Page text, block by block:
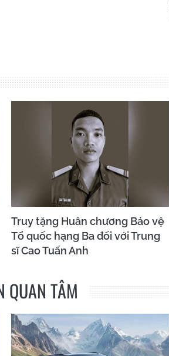
Truy tặng Huân chương Bảo vệ
Tổ quốc hạng Ba đối với Trung
sĩ Cao Tuấn Anh
QUAN TÂM